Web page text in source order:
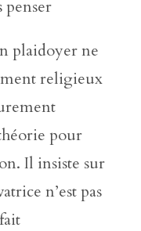
penser
plaidoyer ne
religieux
pour
Il insiste sur
n’est pas